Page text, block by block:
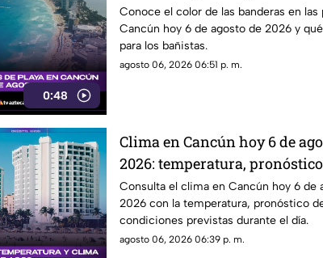
0:48
Consulta el reporte
Conoce el color de las banderas en las
Cancún hoy 6 de agosto de 2026 y
para los bañistas.
agosto 06, 2026 06:51 p. m.
Clima en Cancún hoy 6 de
2026: temperatura,
tiempo y sensación térmica
Consulta el clima en Cancún hoy 6 de
2026 con la temperatura, pronóstico
condiciones previstas durante el día.
agosto 06, 2026 06:39 p. m.